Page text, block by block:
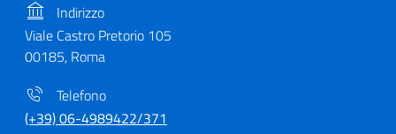
Indirizzo
Viale Castro Pretorio 105
00185, Roma
Telefono
(+39) 06-4989422/371